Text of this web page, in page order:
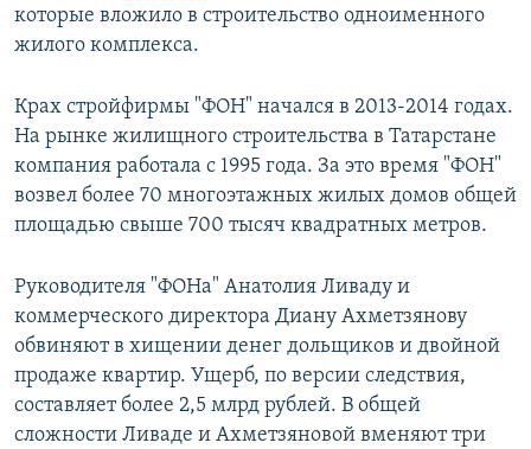
которые вложило в строительство одноименного
жилого комплекса.
Крах стройфирмы "ФОН" начался в 2013-2014 годах.
На рынке жилищного строительства в Татарстане
компания работала с 1995 года. За это время "ФОН"
возвел более 70 многоэтажных жилых домов общей
площадью свыше 700 тысяч квадратных метров.
Руководителя "ФОНа" Анатолия Ливаду и
коммерческого директора Диану Ахметзянову
обвиняют в хищении денег дольщиков и двойной
продаже квартир. Ущерб, по версии следствия,
составляет более 2,5 млрд рублей. В общей
сложности Ливаде и Ахметзяновой вменяют три